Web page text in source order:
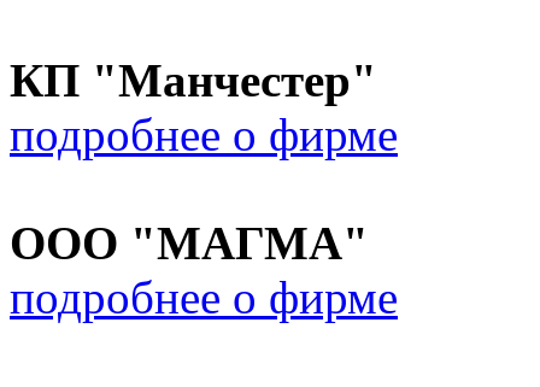
КП "Манчестер"
подробнее о фирме
ООО "МАГМА"
подробнее о фирме